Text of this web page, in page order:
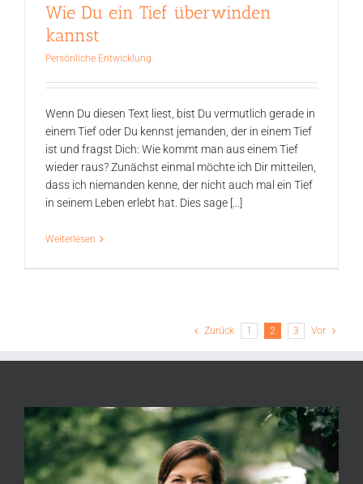
Wie Du ein Tief überwinden
kannst
Persönliche Entwicklung
Wenn Du diesen Text liest, bist Du vermutlich gerade in
einem Tief oder Du kennst jemanden, der in einem Tief
ist und fragst Dich: Wie kommt man aus einem Tief
wieder raus? Zunächst einmal möchte ich Dir mitteilen,
dass ich niemanden kenne, der nicht auch mal ein Tief
in seinem Leben erlebt hat. Dies sage [...]
Weiterlesen
Zurück 1 2 3 Vor